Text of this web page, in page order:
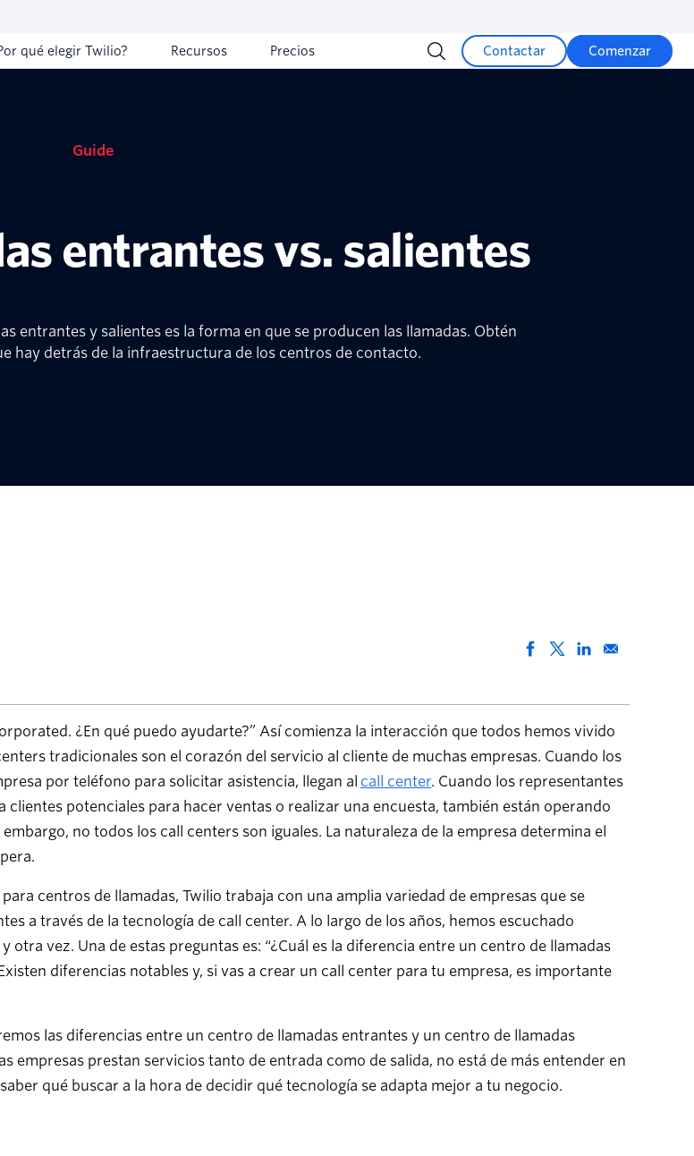
qué elegir Twilio? Recursos Precios Contactar Comenzar
Guide
entrantes vs. salientes
entrantes y salientes es la forma en que se producen las llamadas. Obtén
hay detrás de la infraestructura de los centros de contacto.
¿En qué puedo ayudarte?” Así comienza la interacción que todos hemos vivido
tradicionales son el corazón del servicio al cliente de muchas empresas. Cuando los
por teléfono para solicitar asistencia, llegan al call center. Cuando los representantes
clientes potenciales para hacer ventas o realizar una encuesta, también están operando
no todos los call centers son iguales. La naturaleza de la empresa determina el
centros de llamadas, Twilio trabaja con una amplia variedad de empresas que se
a través de la tecnología de call center. A lo largo de los años, hemos escuchado
otra vez. Una de estas preguntas es: “¿Cuál es la diferencia entre un centro de llamadas
diferencias notables y, si vas a crear un call center para tu empresa, es importante
las diferencias entre un centro de llamadas entrantes y un centro de llamadas
empresas prestan servicios tanto de entrada como de salida, no está de más entender en
qué buscar a la hora de decidir qué tecnología se adapta mejor a tu negocio.